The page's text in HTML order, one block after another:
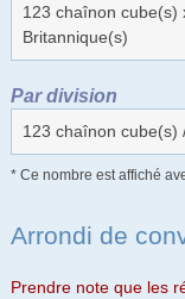
123 chaînon cube(s)
Britannique(s)
Par division
123 chaînon cube(s)
* Ce nombre est affiché
Arrondi de
Prendre note que les